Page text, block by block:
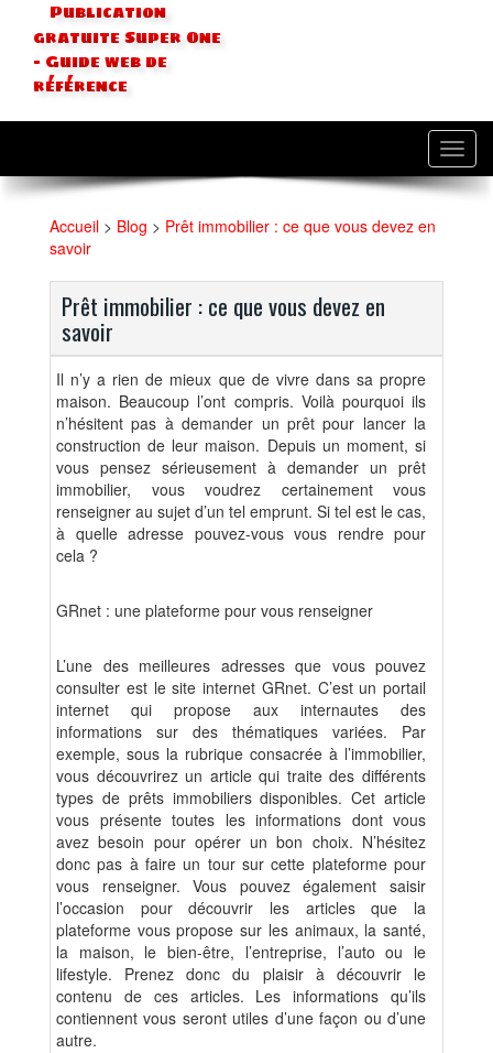
Publication
gratuite Super One
- Guide web de
référence
Accueil > Blog > Prêt immobilier : ce que vous devez en
savoir
Prêt immobilier : ce que vous devez en
savoir
Il n’y a rien de mieux que de vivre dans sa propre
maison. Beaucoup l’ont compris. Voilà pourquoi ils
n’hésitent pas à demander un prêt pour lancer la
construction de leur maison. Depuis un moment, si
vous pensez sérieusement à demander un prêt
immobilier, vous voudrez certainement vous
renseigner au sujet d’un tel emprunt. Si tel est le cas,
à quelle adresse pouvez-vous vous rendre pour
cela ?
GRnet : une plateforme pour vous renseigner
L’une des meilleures adresses que vous pouvez
consulter est le site internet GRnet. C’est un portail
internet qui propose aux internautes des
informations sur des thématiques variées. Par
exemple, sous la rubrique consacrée à l’immobilier,
vous découvrirez un article qui traite des différents
types de prêts immobiliers disponibles. Cet article
vous présente toutes les informations dont vous
avez besoin pour opérer un bon choix. N’hésitez
donc pas à faire un tour sur cette plateforme pour
vous renseigner. Vous pouvez également saisir
l’occasion pour découvrir les articles que la
plateforme vous propose sur les animaux, la santé,
la maison, le bien-être, l’entreprise, l’auto ou le
lifestyle. Prenez donc du plaisir à découvrir le
contenu de ces articles. Les informations qu’ils
contiennent vous seront utiles d’une façon ou d’une
autre.